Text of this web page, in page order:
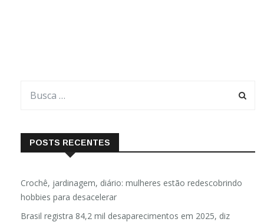
POSTS RECENTES
Crochê, jardinagem, diário: mulheres estão redescobrindo
hobbies para desacelerar
Brasil registra 84,2 mil desaparecimentos em 2025, diz